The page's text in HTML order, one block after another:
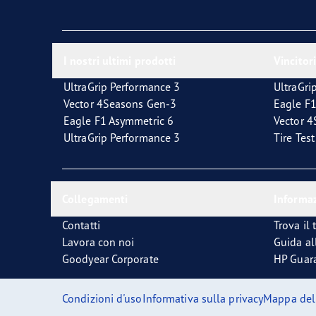
UltraGrip Performance 3
Vector 4Seasons Gen-3
Eagle F1 Asymmetric 6
UltraGrip Performance 3
Eagle
Vector
Tire
Contatti
Lavora con noi
Goodyear Corporate
Trova il
Guida
HP
Condizioni d'usoInformativa sulla privacyMappa